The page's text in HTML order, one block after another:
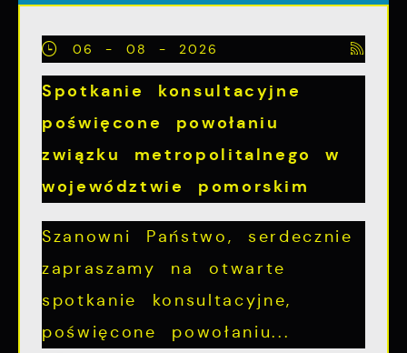
06 - 08 - 2026
Spotkanie konsultacyjne
poświęcone powołaniu
związku metropolitalnego w
województwie pomorskim
Szanowni Państwo, serdecznie
zapraszamy na otwarte
spotkanie konsultacyjne,
poświęcone powołaniu...